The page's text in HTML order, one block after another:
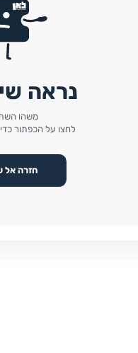
נראה
משהו
לחצו על הכפתור
חזרה אל